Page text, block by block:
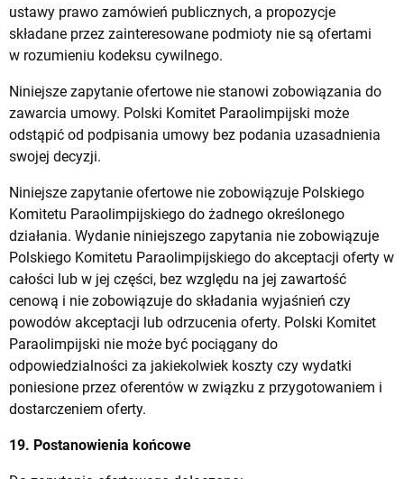
ustawy prawo zamówień publicznych, a propozycje
składane przez zainteresowane podmioty nie są ofertami
w rozumieniu kodeksu cywilnego.
Niniejsze zapytanie ofertowe nie stanowi zobowiązania do
zawarcia umowy. Polski Komitet Paraolimpijski może
odstąpić od podpisania umowy bez podania uzasadnienia
swojej decyzji.
Niniejsze zapytanie ofertowe nie zobowiązuje Polskiego
Komitetu Paraolimpijskiego do żadnego określonego
działania. Wydanie niniejszego zapytania nie zobowiązuje
Polskiego Komitetu Paraolimpijskiego do akceptacji oferty w
całości lub w jej części, bez względu na jej zawartość
cenową i nie zobowiązuje do składania wyjaśnień czy
powodów akceptacji lub odrzucenia oferty. Polski Komitet
Paraolimpijski nie może być pociągany do
odpowiedzialności za jakiekolwiek koszty czy wydatki
poniesione przez oferentów w związku z przygotowaniem i
dostarczeniem oferty.
19. Postanowienia końcowe